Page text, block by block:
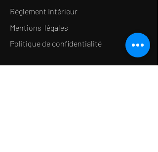
Réglement Intérieur
Mentions légales
Politique de confidentialité